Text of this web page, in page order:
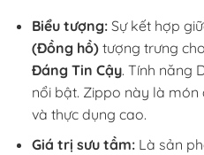
Biểu tượng:Sự kết hợp
(Đồng hồ)tượng trưng cho
Đáng Tin Cậy. Tính năng
nổi bật. Zippo này là món
và thực dụng cao.
Giá trị sưu tầm:Là sản